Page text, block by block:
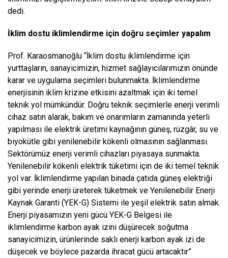
dedi.
İklim dostu iklimlendirme için doğru seçimler yapalım
Prof. Karaosmanoğlu “İklim dostu iklimlendirme için
yurttaşların, sanayicimizin, hizmet sağlayıcılarımızın önünde
karar ve uygulama seçimleri bulunmakta. İklimlendirme
enerjisinin iklim krizine etkisini azaltmak için iki temel
teknik yol mümkündür. Doğru teknik seçimlerle enerji verimli
cihaz satın alarak, bakım ve onarımların zamanında yeterli
yapılması ile elektrik üretimi kaynağının güneş, rüzgâr, su ve
biyokütle gibi yenilenebilir kökenli olmasının sağlanması.
Sektörümüz enerji verimli cihazları piyasaya sunmakta.
Yenilenebilir kökenli elektrik tüketimi için de iki temel teknik
yol var. İklimlendirme yapılan binada çatıda güneş elektriği
gibi yerinde enerji üreterek tüketmek ve Yenilenebilir Enerji
Kaynak Garanti (YEK-G) Sistemi ile yeşil elektrik satın almak.
Enerji piyasamızın yeni gücü YEK-G Belgesi ile
iklimlendirme karbon ayak izini düşürecek soğutma
sanayicimizin, ürünlerinde saklı enerji karbon ayak izi de
düşecek ve böylece pazarda ihracat gücü artacaktır”